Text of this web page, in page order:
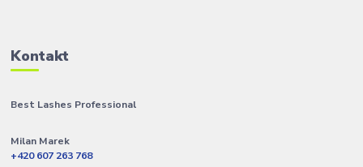
Kontakt
Best Lashes Professional
Milan Marek
+420 607 263 768